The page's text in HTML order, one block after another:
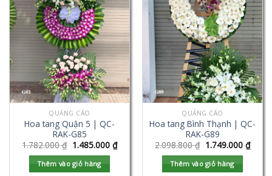
QUẢNG CÁO
Hoa tang Quận 5 | QC-
RAK-G85
1.782.000₫ 1.485.000 ₫
Thêm vào giỏ hàng
QUẢNG CÁO
Hoa tang Bình Thạnh | QC-
RAK-G89
2.098.800₫ 1.749.000 ₫
Thêm vào giỏ hàng